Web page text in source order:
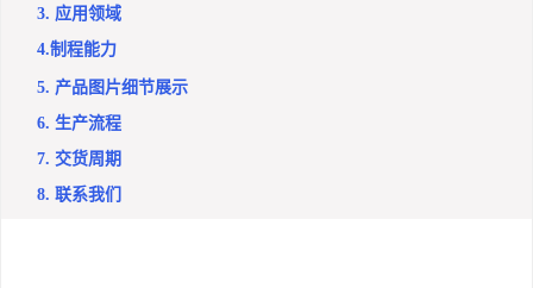
3. 应用领域
4.制程能力
5. 产品图片细节展示
6. 生产流程
7. 交货周期
8. 联系我们